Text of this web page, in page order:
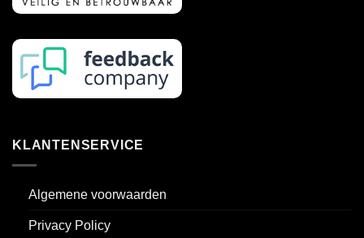
KLANTENSERVICE
Algemene voorwaarden
Privacy Policy